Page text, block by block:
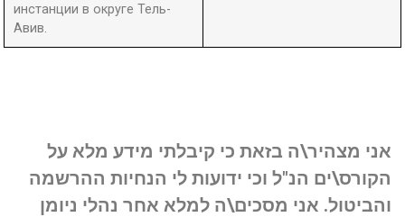
инстанции в округе Тель-
Авив.
אני מצהיר\ה בזאת כי קיבלתי מידע מלא על
הקורס\ים הנ"ל וכי ידועות לי הנחיות ההרשמה
והביטול. אני מסכים\ה למלא אחר נהלי ניומן